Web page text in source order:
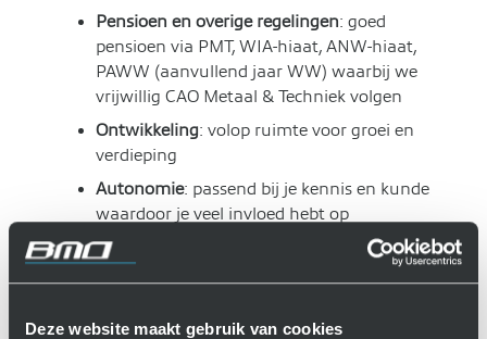
Deze website maakt gebruik van cookies
Pensioen en overige regelingen: goed
pensioen via PMT, WIA-hiaat, ANW-hiaat,
PAWW (aanvullend jaar WW) waarbij we
vrijwillig CAO Metaal & Techniek volgen
Ontwikkeling: volop ruimte voor groei en
verdieping
Autonomie: passend bij je kennis en kunde
waardoor je veel invloed hebt op
technische keuzes en architectuur
in de regio bekend staan, waaronder de